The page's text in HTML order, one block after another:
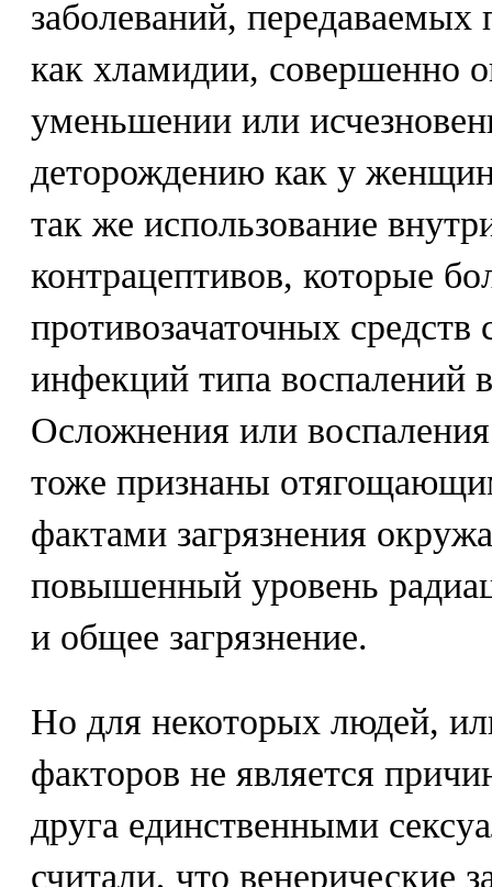
заболеваний,
как хламидии, совершенно
уменьшении или
деторождению как у
так же использование
контрацептивов, которые
противозачаточных
инфекций типа воспалений
Осложнения или
тоже признаны
фактами загрязнения
повышенный уровень
и общее загрязнение.
Но для некоторых людей,
факторов не является
друга единственными
считали, что венерические